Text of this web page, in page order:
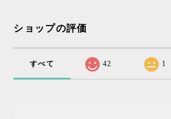
ショップの評価
すべて 42 1